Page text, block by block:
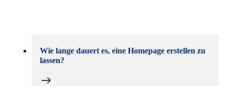
Wie lange dauert es, eine Homepage erstellen zu
lassen?